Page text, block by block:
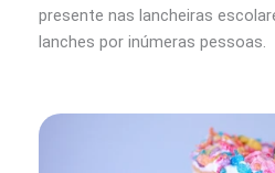
presente nas lancheiras
lanches por inúmeras pessoas.